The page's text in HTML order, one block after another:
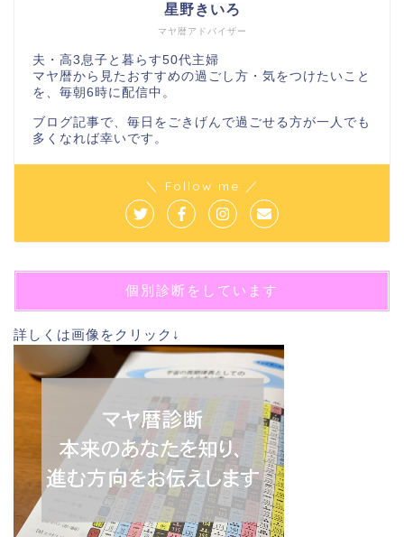
マヤ暦アドバイザー
星野きいろ
夫・高3息子と暮らす50代主婦
マヤ暦から見たおすすめの過ごし方・気をつけたいこと
を、毎朝6時に配信中。
ブログ記事で、毎日をごきげんで過ごせる方が一人でも
多くなれば幸いです。
＼ Follow me ／
個別診断をしています
詳しくは画像をクリック↓